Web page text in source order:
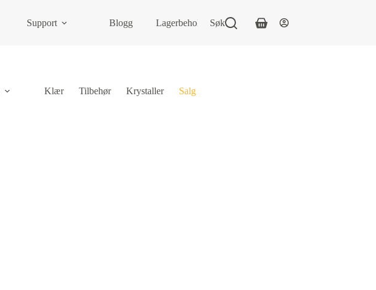
Support Blogg Lagerbeholdning:
Søk
Klær Tilbehør Krystaller Salg